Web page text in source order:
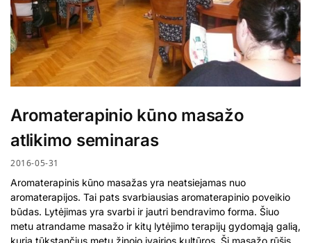
Aromaterapinio kūno masažo
atlikimo seminaras
2016-05-31
Aromaterapinis kūno masažas yra neatsiejamas nuo
aromaterapijos. Tai pats svarbiausias aromaterapinio poveikio
būdas. Lytėjimas yra svarbi ir jautri bendravimo forma. Šiuo
metu atrandame masažo ir kitų lytėjimo terapijų gydomąją galią,
kurią tūkstančius metų žinojo įvairios kultūros. Ši masažo rūšis